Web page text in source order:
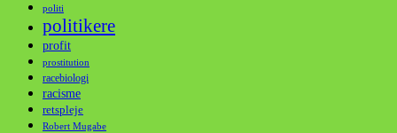
politi
politikere
profit
prostitution
racebiologi
racisme
retspleje
Robert Mugabe